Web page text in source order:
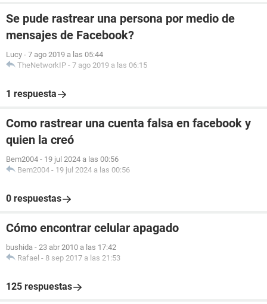
Se pude rastrear una persona por medio de
mensajes de Facebook?
Lucy - 7 ago 2019 a las 05:44
TheNetworkIP - 7 ago 2019 a las 06:15
1 respuesta
Como rastrear una cuenta falsa en facebook y
quien la creó
Bem2004 - 19 jul 2024 a las 00:56
Bem2004 - 19 jul 2024 a las 00:56
0 respuestas
Cómo encontrar celular apagado
bushida - 23 abr 2010 a las 17:42
Rafael - 8 sep 2017 a las 21:53
125 respuestas